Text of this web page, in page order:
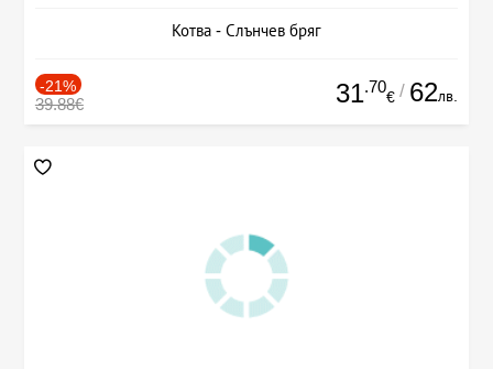
Котва - Слънчев бряг
-21%
39.88€ 31.70
€ / 62лв.